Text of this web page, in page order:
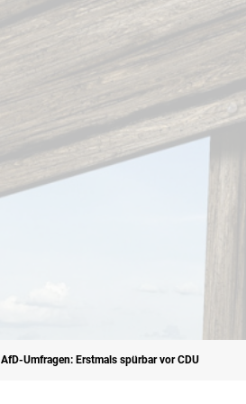
AfD-Umfragen: Erstmals spürbar vor CDU